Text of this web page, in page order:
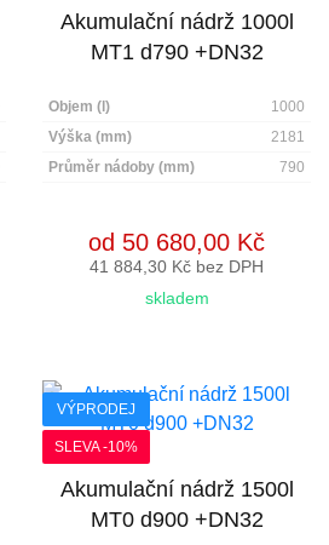
Akumulační nádrž 1000l
MT1 d790 +DN32
Objem (l)
1000
Výška (mm)
2181
Průměr nádoby (mm)
790
od 50 680,00 Kč
41 884,30 Kč bez DPH
skladem
VÝPRODEJ
SLEVA -10%
Akumulační nádrž 1500l
MT0 d900 +DN32